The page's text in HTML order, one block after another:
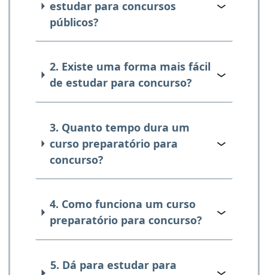
estudar para concursos
públicos?
2. Existe uma forma mais fácil
de estudar para concurso?
3. Quanto tempo dura um
curso preparatório para
concurso?
4. Como funciona um curso
preparatório para concurso?
5. Dá para estudar para